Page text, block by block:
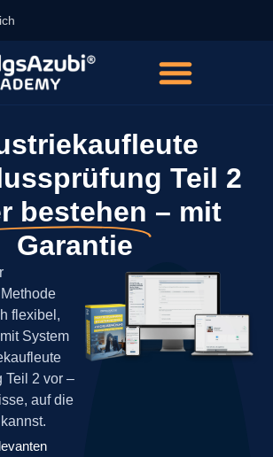
Teil 2
bestehen – mit
Garantie
flexibel,
System
Teil 2 vor –
auf die